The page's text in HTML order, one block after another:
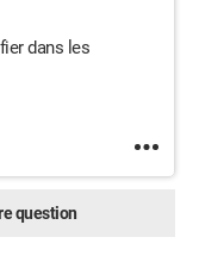
dans les
question